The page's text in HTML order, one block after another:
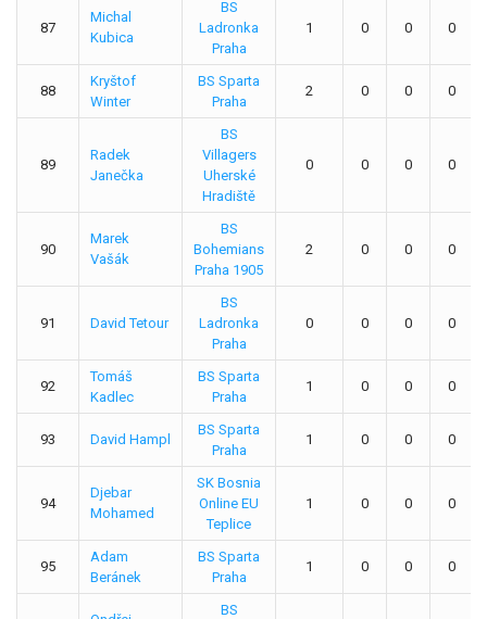
87
Michal
Kubica
BS
Ladronka
Praha
1 0 0 0
88
Kryštof
Winter
BS Sparta
Praha
2 0 0 0
89
Radek
Janečka
BS
Villagers
Uherské
Hradiště
0 0 0 0
90
Marek
Vašák
BS
Bohemians
Praha 1905
2 0 0 0
91 David Tetour
BS
Ladronka
Praha
0 0 0 0
92
Tomáš
Kadlec
BS Sparta
Praha
1 0 0 0
93 David Hampl
BS Sparta
Praha
1 0 0 0
94
Djebar
Mohamed
SK Bosnia
Online EU
Teplice
1 0 0 0
95
Adam
Beránek
BS Sparta
Praha
1 0 0 0
BS